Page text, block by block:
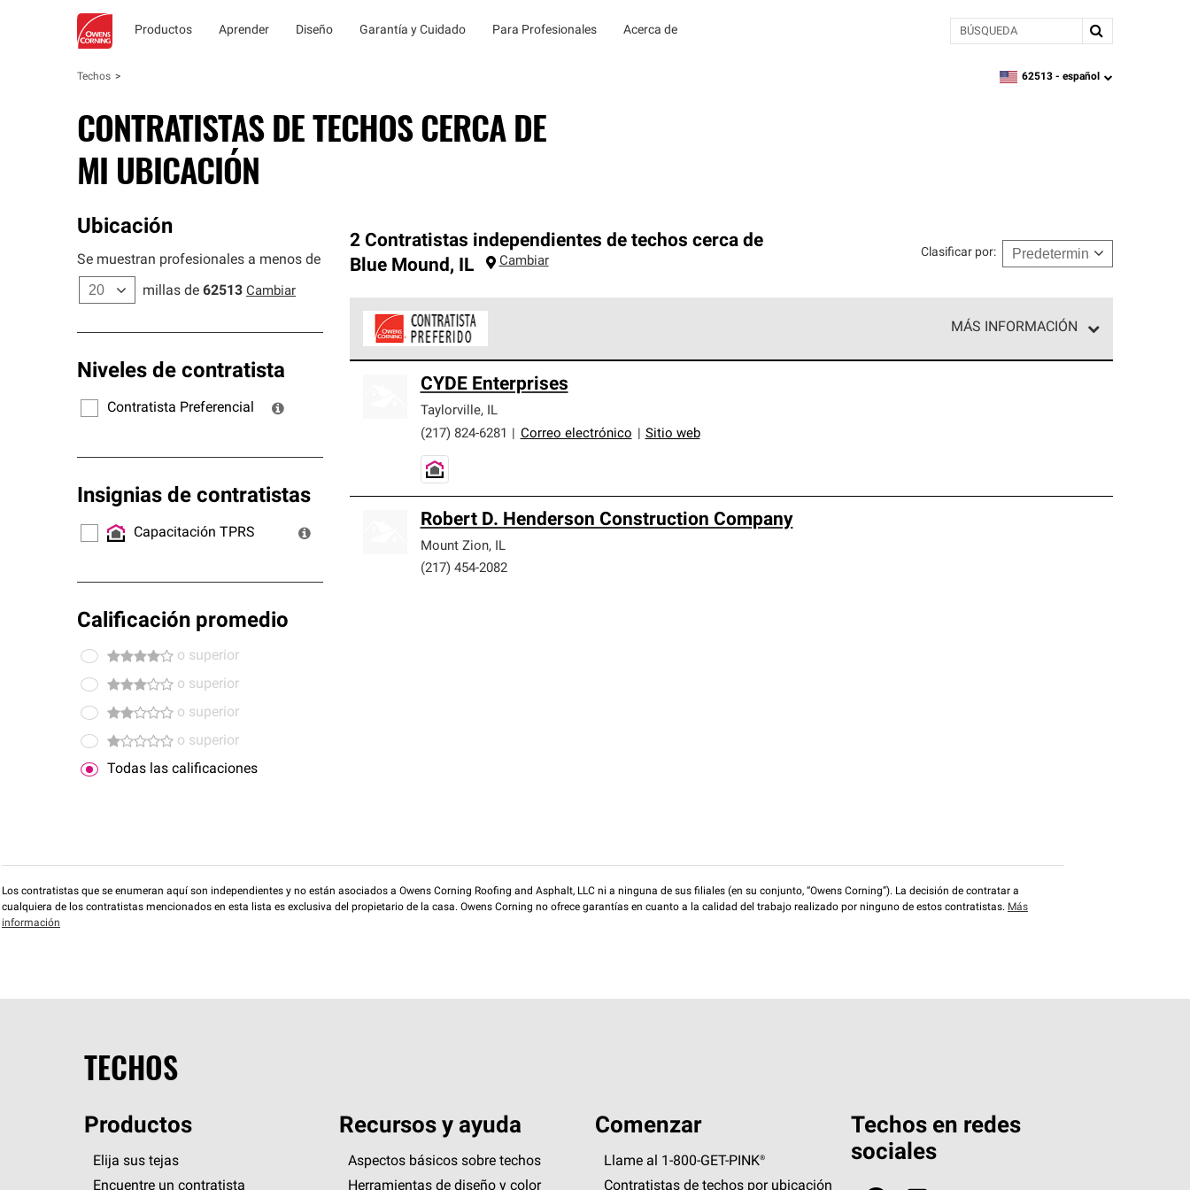
Productos Aprender Diseño Garantía y Cuidado Para Profesionales Acerca de BÚSQUEDA
Techos zipcode,language
62513 - español
CONTRATISTAS DE TECHOS CERCA DE
MI UBICACIÓN
Ubicación
Se muestran profesionales a menos de
millas de 62513 Cambiar
Niveles de contratista
Contratista Preferencial
Insignias de contratistas
Capacitación TPRS
Calificación promedio
o superior
o superior
o superior
o superior
Todas las calificaciones
2 Contratistas independientes de techos cerca de
Blue Mound , IL Cambiar
Clasificar por:
MÁS INFORMACIÓN
cumplen con altos estándares y requisitos estrictos de profesionalismo y confiabilidad.
CYDE Enterprises
Taylorville,
IL
(217) 824-6281
Correo electrónico Sitio web
Robert D. Henderson Construction Company
Mount Zion,
IL
(217) 454-2082
Los contratistas que se enumeran aquí son independientes y no están asociados a Owens Corning Roofing and Asphalt, LLC ni a ninguna de sus filiales (en su conjunto, “Owens Corning”). La decisión de contratar a
cualquiera de los contratistas mencionados en esta lista es exclusiva del propietario de la casa. Owens Corning no ofrece garantías en cuanto a la calidad del trabajo realizado por ninguno de estos contratistas. Más
información
TECHOS
Productos
Elija sus tejas
Encuentre un contratista
Recursos y ayuda
Aspectos básicos sobre techos
Herramientas de diseño y color
Comenzar
Llame al 1-800-GET -PINK®
Contratistas de techos por ubicación
Techos en redes
sociales